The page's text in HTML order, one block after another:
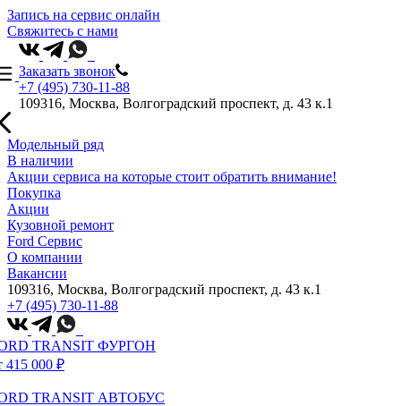
Запись на сервис онлайн
Свяжитесь с нами
Заказать звонок
+7 (495) 730-11-88
109316, Москва, Волгоградский проспект, д. 43 к.1
Модельный ряд
В наличии
Акции сервиса на которые стоит обратить внимание!
Покупка
Акции
Кузовной ремонт
Ford Сервис
О компании
Вакансии
109316, Москва, Волгоградский проспект, д. 43 к.1
+7 (495) 730-11-88
TRANSIT ФУРГОН
415 000 ₽
TRANSIT АВТОБУС